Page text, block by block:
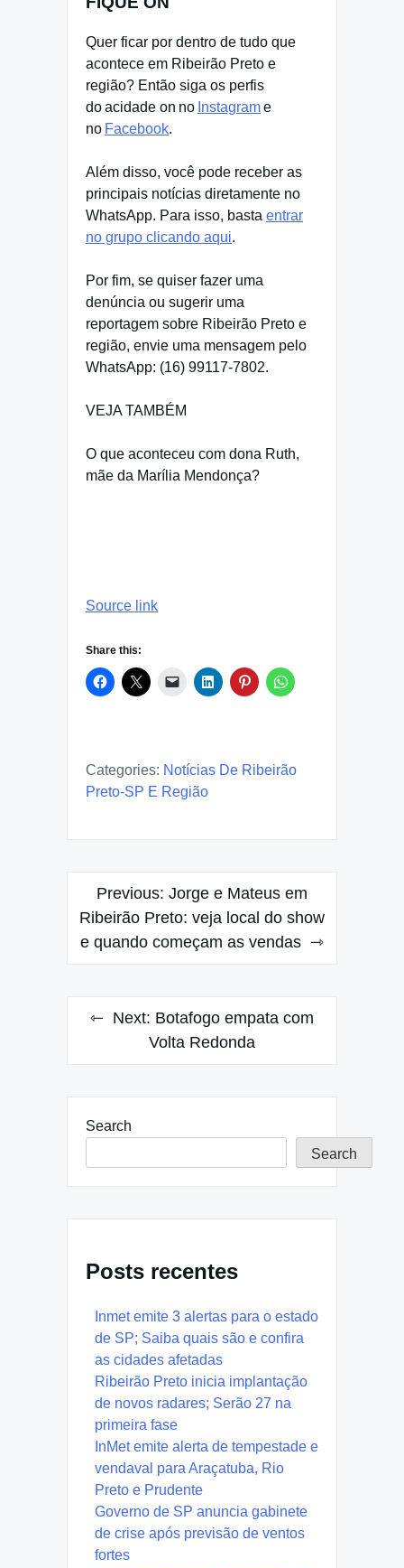
Quer ficar por dentro de tudo que
acontece em Ribeirão Preto e
região? Então siga os perfis
do acidade on no Instagrame
no Facebook.
Além disso, você pode receber as
principais notícias diretamente no
WhatsApp. Para isso, basta entrar
no grupo clicando aqui.
Por fim, se quiser fazer uma
denúncia ou sugerir uma
reportagem sobre Ribeirão Preto e
região, envie uma mensagem pelo
WhatsApp: (16) 99117-7802.
VEJA TAMBÉM
O que aconteceu com dona Ruth,
mãe da Marília Mendonça?
Source link
Share this:
Categories: Notícias De Ribeirão
Preto-SP E Região
Post
navigation
Previous: Jorge e Mateus em
Ribeirão Preto: veja local do show
e quando começam as vendas
Next: Botafogo empata com
Volta Redonda
Search
Search
Posts recentes
Inmet emite 3 alertas para o estado
de SP; Saiba quais são e confira
as cidades afetadas
Ribeirão Preto inicia implantação
de novos radares; Serão 27 na
primeira fase
InMet emite alerta de tempestade e
vendaval para Araçatuba, Rio
Preto e Prudente
Governo de SP anuncia gabinete
de crise após previsão de ventos
fortes